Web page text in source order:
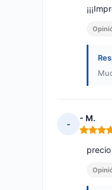
-
- M.
Nota: 4